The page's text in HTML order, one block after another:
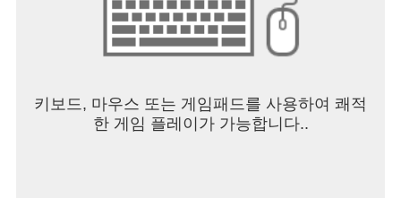
키보드, 마우스 또는 게임패드를 사용하여 쾌적
한 게임 플레이가 가능합니다..